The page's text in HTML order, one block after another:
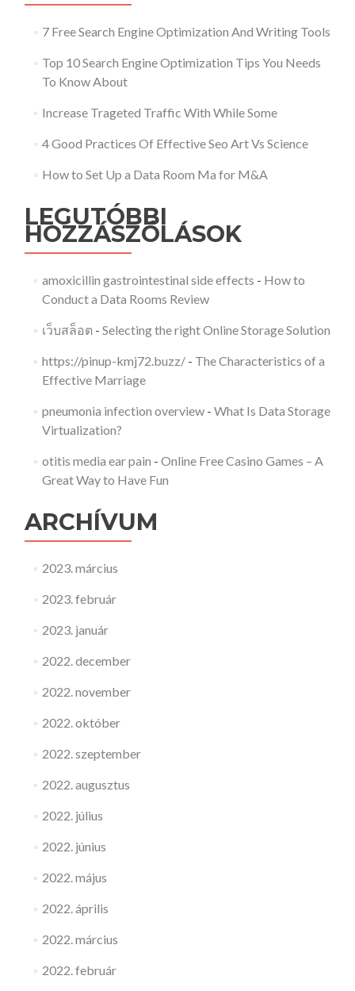
7 Free Search Engine Optimization And Writing Tools
Top 10 Search Engine Optimization Tips You Needs
To Know About
Increase Trageted Traffic With While Some
4 Good Practices Of Effective Seo Art Vs Science
How to Set Up a Data Room Ma for M&A
LEGUTÓBBI
HOZZÁSZÓLÁSOK
amoxicillin gastrointestinal side effects - How to
Conduct a Data Rooms Review
เว็บสล็อต- Selecting the right Online Storage Solution
https://pinup-kmj72.buzz/- The Characteristics of a
Effective Marriage
pneumonia infection overview- What Is Data Storage
Virtualization?
otitis media ear pain - Online Free Casino Games – A
Great Way to Have Fun
ARCHÍVUM
2023. március
2023. február
2023. január
2022. december
2022. november
2022. október
2022. szeptember
2022. augusztus
2022. július
2022. június
2022. május
2022. április
2022. március
2022. február